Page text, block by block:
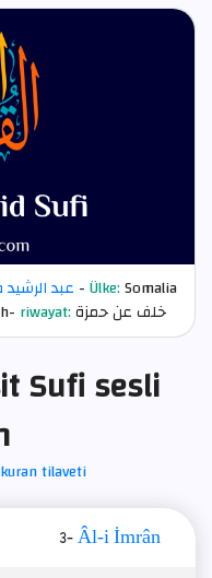
عبد -Ülke:Somalia
riwayat:خلف عن حمزة
Sufi sesli
kuran tilaveti
3-Âl-i İmrân